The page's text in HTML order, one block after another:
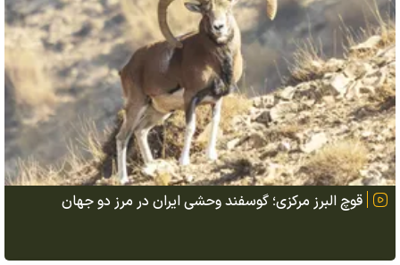
قوچ البرز مرکزی؛ گوسفند وحشی ایران در مرز دو جهان